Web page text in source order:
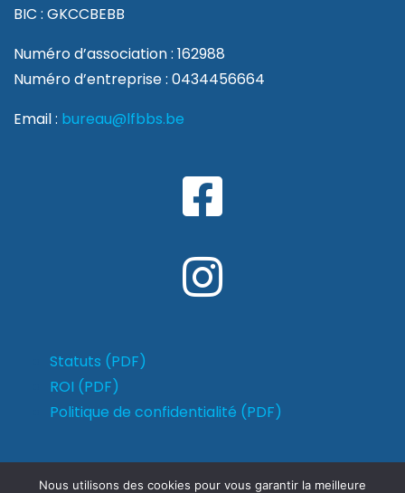
BIC : GKCCBEBB
Numéro d’association : 162988
Numéro d’entreprise : 0434456664
Email : bureau@lfbbs.be
Statuts (PDF)
ROI (PDF)
Politique de confidentialité (PDF)
Nous utilisons des cookies pour vous garantir la meilleure